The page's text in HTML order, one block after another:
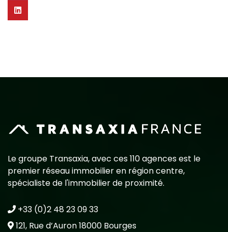
Le groupe Transaxia, avec ces 110 agences est le
premier réseau immobilier en région centre,
spécialiste de l'immobilier de proximité.
+33 (0)2 48 23 09 33
121, Rue d’Auron 18000 Bourges